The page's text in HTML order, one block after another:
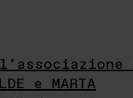
e MARTA